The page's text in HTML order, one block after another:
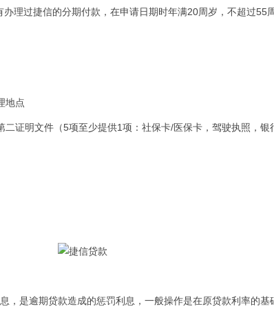
过捷信的分期付款，在申请日期时年满20周岁，不超过55
地点
明文件（5项至少提供1项：社保卡/医保卡，驾驶执照，银
是逾期贷款造成的惩罚利息，一般操作是在原贷款利率的基